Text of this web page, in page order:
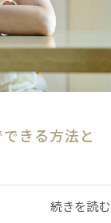
きる方法と
続きを読む